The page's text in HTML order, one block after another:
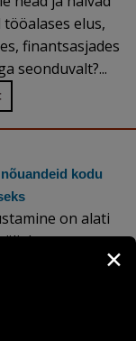
elus,
finantsasjades
seonduvalt?...
kodu
on alati
aga
tegevus. Kuidas
ja
✕